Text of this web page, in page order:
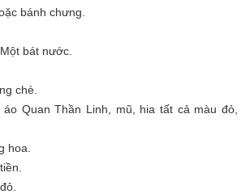
bánh chưng.
bát nước.
chè.
áo Quan Thần Linh, mũ, hia tất cả màu đỏ,
hoa.